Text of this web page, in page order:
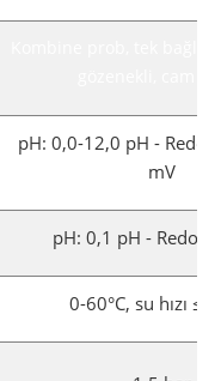
pH: 0,0-12,0 pH -
mV
pH: 0,1 pH - Redox:
0-60°C, su hızı ≤